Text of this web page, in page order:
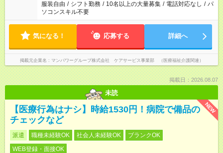
服装自由 / シフト勤務 / 10名以上の大量募集 / 電話対応なし / パ
ソコンスキル不要
気になる！ 応募する 詳細へ
掲載元企業名 マンパワーグループ株式会社 ケアサービス事業部 （医療福祉介護関連）
掲載日：2026.08.07
未読
NEW
【医療行為はナシ】時給1530円！病院で備品の
チェックなど
派遣 職種未経験OK 社会人未経験OK
ブランクOK
WEB登録・面接OK